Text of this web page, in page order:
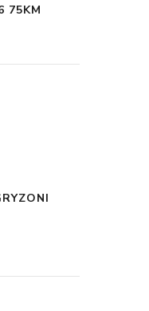
75KM